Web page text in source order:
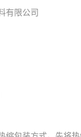
有限公司